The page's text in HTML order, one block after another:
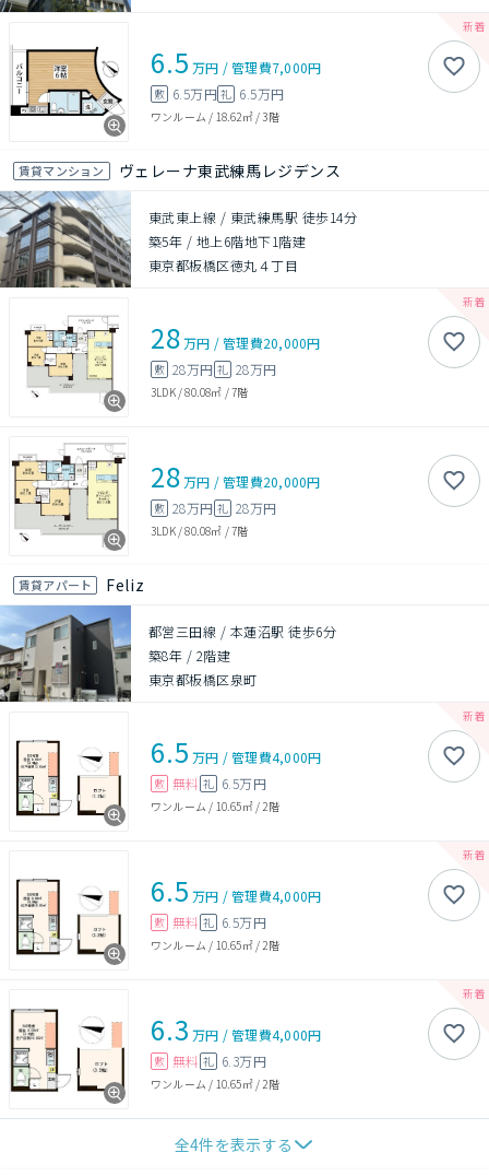
6.5 万円 /管理費7,000円
敷 6.5万円礼 6.5万円
ワンルーム / 18.62㎡/3階
賃貸マンション ヴェレーナ東武練馬レジデンス
東武東上線 / 東武練馬駅 徒歩14分
築5年 / 地上6階地下1階建
東京都板橋区徳丸４丁目
28万円 /管理費20,000円
敷 28万円 礼 28万円
3LDK/80.08㎡ /7階
28万円 /管理費20,000円
敷 28万円 礼 28万円
3LDK/80.08㎡ /7階
賃貸アパート Feliz
都営三田線 / 本蓮沼駅 徒歩6分
築8年 / 2階建
東京都板橋区泉町
6.5 万円 /管理費4,000円
敷 無料 礼 6.5万円
ワンルーム / 10.65㎡/ 2階
6.5 万円 /管理費4,000円
敷 無料 礼 6.5万円
ワンルーム / 10.65㎡/ 2階
6.3 万円 /管理費4,000円
敷 無料 礼 6.3万円
ワンルーム / 10.65㎡/ 2階
全4件を表示する